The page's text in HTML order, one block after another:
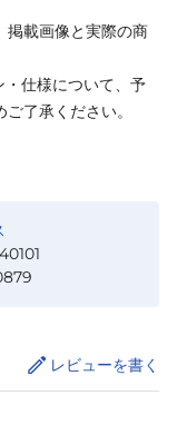
載画像と実際の商
仕様について、予
了承ください。
レビューを書く